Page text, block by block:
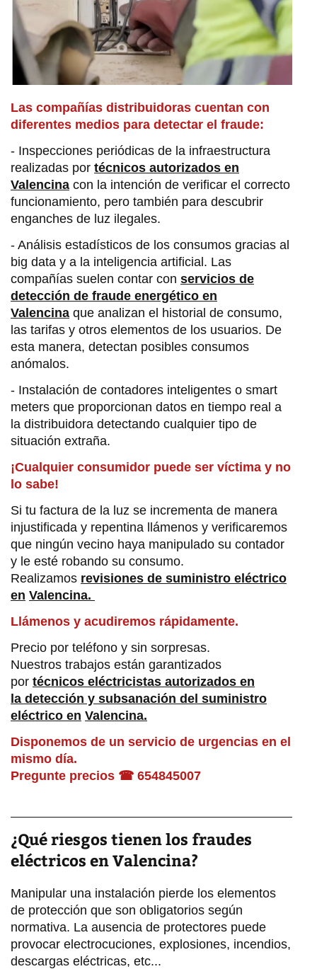
Las compañías distribuidoras cuentan con
diferentes medios para detectar el fraude:
- Inspecciones periódicas de la infraestructura
realizadas por técnicos autorizados en
Valencina con la intención de verificar el correcto
funcionamiento, pero también para descubrir
enganches de luz ilegales.
- Análisis estadísticos de los consumos gracias al
big data y a la inteligencia artificial. Las
compañías suelen contar con servicios de
detección de fraude energético en
Valencina que analizan el historial de consumo,
las tarifas y otros elementos de los usuarios. De
esta manera, detectan posibles consumos
anómalos.
- Instalación de contadores inteligentes o smart
meters que proporcionan datos en tiempo real a
la distribuidora detectando cualquier tipo de
situación extraña.
¡Cualquier consumidor puede ser víctima y no
lo sabe!
Si tu factura de la luz se incrementa de manera
injustificada y repentina llámenos y verificaremos
que ningún vecino haya manipulado su contador
y le esté robando su consumo.
Realizamos revisiones de suministro eléctrico
en Valencina.
Llámenos y acudiremos rápidamente.
Precio por teléfono y sin sorpresas.
Nuestros trabajos están garantizados
por técnicos eléctricistas autorizados en
la detección y subsanación del suministro
eléctrico en Valencina.
Disponemos de un servicio de urgencias en el
mismo día.
Pregunte precios ☎ 654845007
¿Qué riesgos tienen los fraudes
eléctricos en Valencina?
Manipular una instalación pierde los elementos
de protección que son obligatorios según
normativa. La ausencia de protectores puede
provocar electrocuciones, explosiones, incendios,
descargas eléctricas, etc...